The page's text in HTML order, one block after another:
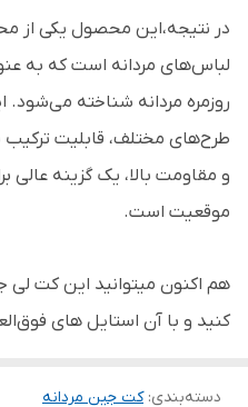
در نتیجه،این محصول یکی از
لباس‌های مردانه است که به
روزمره مردانه شناخته
طرح‌های مختلف، قابلیت ترکیب
و مقاومت بالا، یک گزینه عالی
موقعیت است.
هم اکنون میتوانید این کت لی
کنید و با آن استایل های
دسته‌بندی:کت جین مردانه